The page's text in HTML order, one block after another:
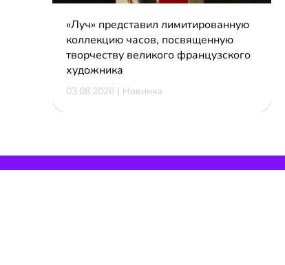
«Луч» представил лимитированную
коллекцию часов, посвященную
творчеству великого французского
художника
03.08.2026 | Новинка